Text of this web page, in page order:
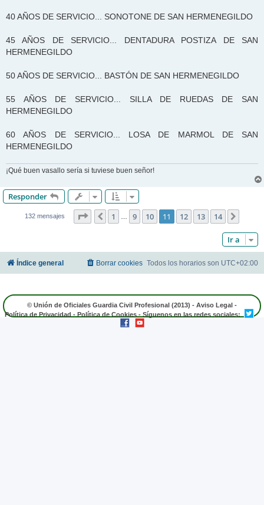
40 AÑOS DE SERVICIO... SONOTONE DE SAN HERMENEGILDO
45 AÑOS DE SERVICIO... DENTADURA POSTIZA DE SAN
HERMENEGILDO
50 AÑOS DE SERVICIO... BASTÓN DE SAN HERMENEGILDO
55 AÑOS DE SERVICIO... SILLA DE RUEDAS DE SAN
HERMENEGILDO
60 AÑOS DE SERVICIO... LOSA DE MARMOL DE SAN
HERMENEGILDO
¡Qué buen vasallo sería si tuviese buen señor!
Responder
132 mensajes Página de14
Anterior
1 9 10 11 12 13 14
Ir a
Índice general Todos los horarios son UTC+02:00
Borrar cookies
© Unión de Oficiales Guardia Civil Profesional (2013) - Aviso Legal -
Política de Privacidad - Política de Cookies - Síguenos en las redes sociales: